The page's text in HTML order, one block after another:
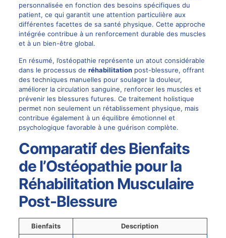
personnalisée en fonction des besoins spécifiques du
patient, ce qui garantit une attention particulière aux
différentes facettes de sa santé physique. Cette approche
intégrée contribue à un renforcement durable des muscles
et à un bien-être global.
En résumé, l’ostéopathie représente un atout considérable
dans le processus de réhabilitationpost-blessure, offrant
des techniques manuelles pour soulager la douleur,
améliorer la circulation sanguine, renforcer les muscles et
prévenir les blessures futures. Ce traitement holistique
permet non seulement un rétablissement physique, mais
contribue également à un équilibre émotionnel et
psychologique favorable à une guérison complète.
Comparatif des Bienfaits
de l’Ostéopathie pour la
Réhabilitation Musculaire
Post-Blessure
Bienfaits
Description